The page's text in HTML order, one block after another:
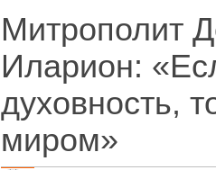
Митрополит
Иларион:
духовность,
миром»